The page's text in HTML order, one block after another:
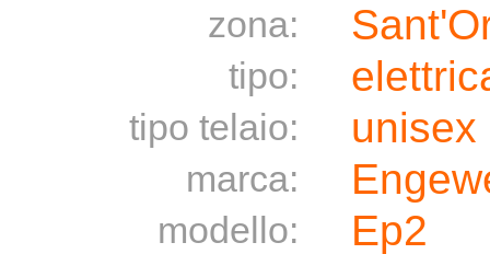
zona:
tipo:
tipo telaio: unisex
marca:
modello: Ep2